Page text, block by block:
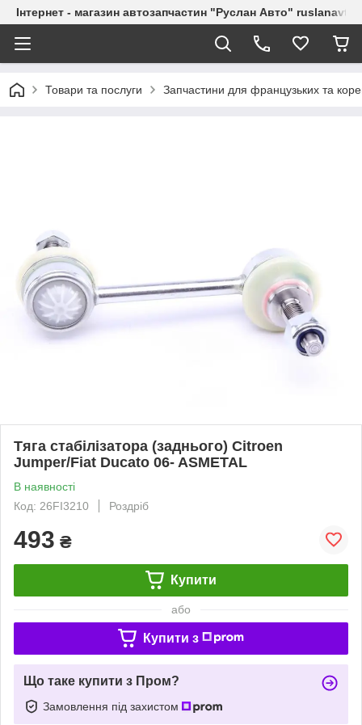
Інтернет - магазин автозапчастин "Руслан Авто"
Товари та послуги Запчастини для французьких та
Тяга стабілізатора (заднього) Citroen
Jumper/Fiat Ducato 06- ASMETAL
В наявності
Код: 26FI3210
Роздріб
493 ₴
Купити
або
Купити з
Що таке купити з Пром?
Замовлення під захистом